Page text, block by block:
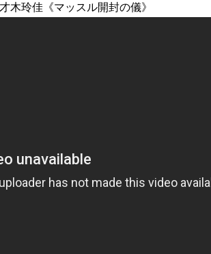
木玲佳《マッスル開封の儀》